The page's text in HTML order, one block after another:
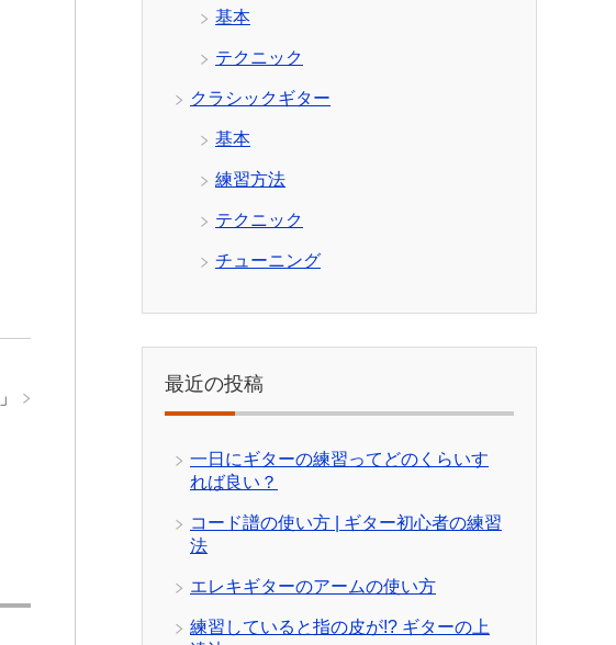
」
基本
テクニック
クラシックギター
基本
練習方法
テクニック
チューニング
最近の投稿
一日にギターの練習ってどのくらいす
れば良い？
コード譜の使い方 | ギター初心者の練習
法
エレキギターのアームの使い方
練習していると指の皮が!? ギターの上